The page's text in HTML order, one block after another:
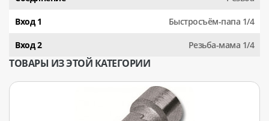
Вход 1 Быстросъём-папа 1/4
Вход 2 Резьба-мама 1/4
ТОВАРЫ ИЗ ЭТОЙ КАТЕГОРИИ